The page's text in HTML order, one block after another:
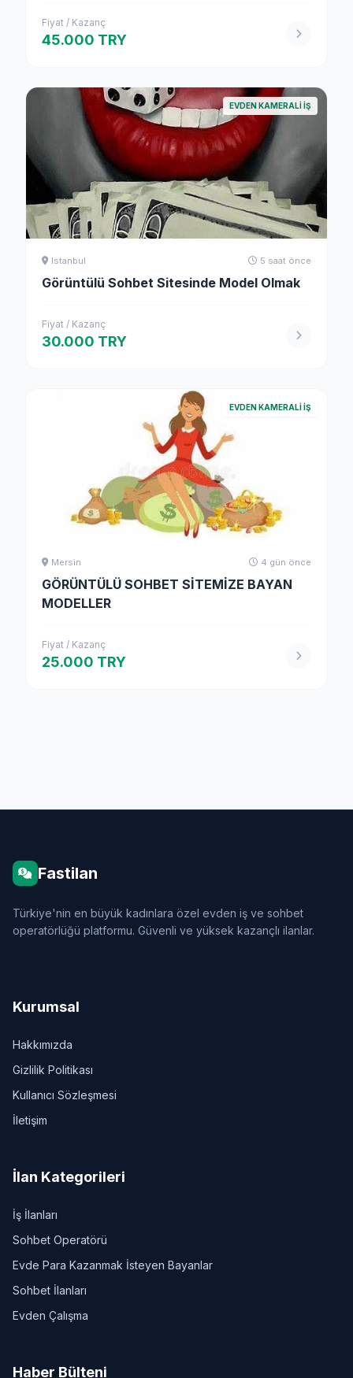
Fiyat / Kazanç
45.000 TRY
EVDEN KAMERALI İŞ
Istanbul 5 saat önce
Görüntülü Sohbet Sitesinde Model Olmak
Fiyat / Kazanç
30.000 TRY
EVDEN KAMERALI İŞ
Mersin 4 gün önce
GÖRÜNTÜLÜ SOHBET SİTEMİZE BAYAN
MODELLER
Fiyat / Kazanç
25.000 TRY
Fastilan
Türkiye'nin en büyük kadınlara özel evden iş ve sohbet
operatörlüğü platformu. Güvenli ve yüksek kazançlı ilanlar.
Kurumsal
Hakkımızda
Gizlilik Politikası
Kullanıcı Sözleşmesi
İletişim
İlan Kategorileri
İş İlanları
Sohbet Operatörü
Evde Para Kazanmak İsteyen Bayanlar
Sohbet İlanları
Evden Çalışma
Haber Bülteni